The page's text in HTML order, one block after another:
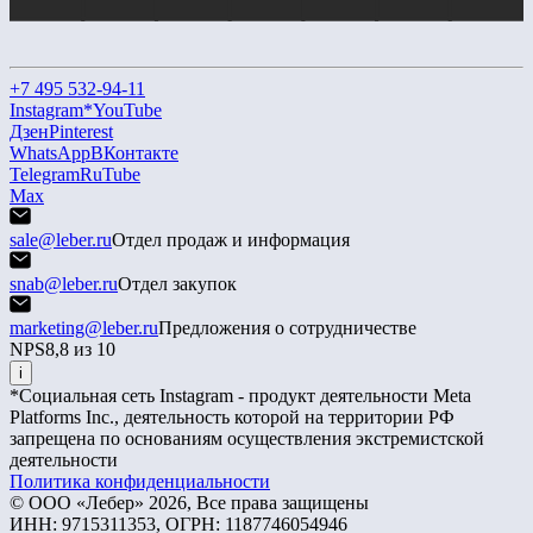
+7 495 532-94-11
Instagram*YouTube
ДзенPinterest
WhatsAppВКонтакте
TelegramRuTube
Max
sale@leber.ruОтдел продаж и информация
snab@leber.ruОтдел закупок
marketing@leber.ruПредложения о сотрудничестве
NPS8,8 из 10
i
*Социальная сеть Instagram - продукт деятельности Meta
Platforms Inc., деятельность которой на территории РФ
запрещена по основаниям осуществления экстремистской
деятельности
Политика конфиденциальности
© ООО «Лебер» 2026, Все права защищены
ИНН: 9715311353, ОГРН: 1187746054946